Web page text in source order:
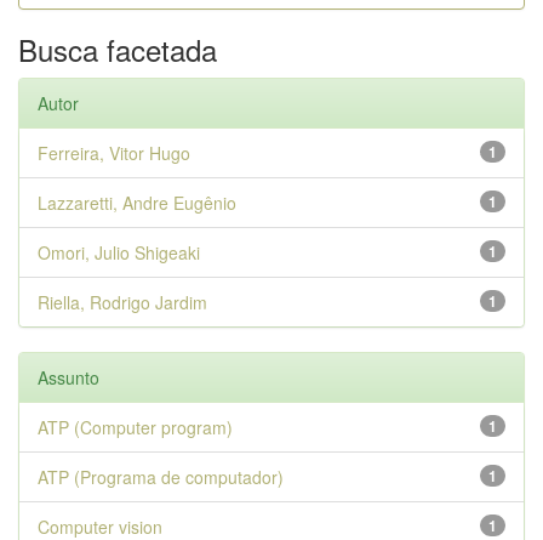
Busca facetada
Autor
1
Ferreira, Vitor Hugo
1
Lazzaretti, Andre Eugênio
1
Omori, Julio Shigeaki
1
Riella, Rodrigo Jardim
Assunto
1
ATP (Computer program)
1
ATP (Programa de computador)
1
Computer vision